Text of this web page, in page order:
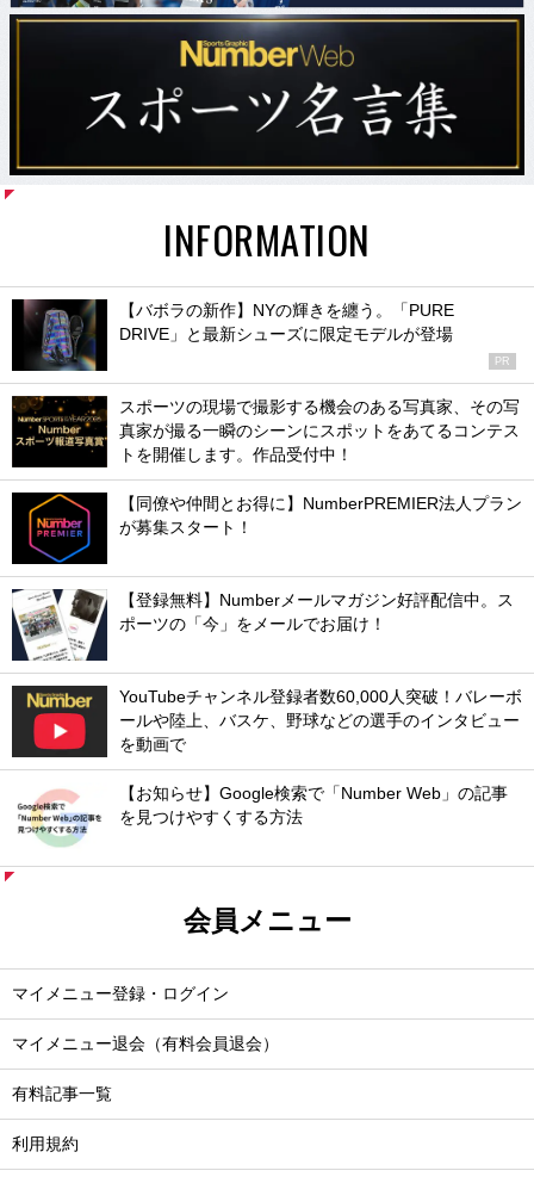
INFORMATION
【バボラの新作】NYの輝きを纏う。「PURE
DRIVE」と最新シューズに限定モデルが登場
PR
スポーツの現場で撮影する機会のある写真家、その写
真家が撮る一瞬のシーンにスポットをあてるコンテス
トを開催します。作品受付中！
【同僚や仲間とお得に】NumberPREMIER法人プラン
が募集スタート！
【登録無料】Numberメールマガジン好評配信中。ス
ポーツの「今」をメールでお届け！
YouTubeチャンネル登録者数60,000人突破！バレーボ
ールや陸上、バスケ、野球などの選手のインタビュー
を動画で
【お知らせ】Google検索で「Number Web」の記事
を見つけやすくする方法
会員メニュー
マイメニュー登録・ログイン
マイメニュー退会（有料会員退会）
有料記事一覧
利用規約